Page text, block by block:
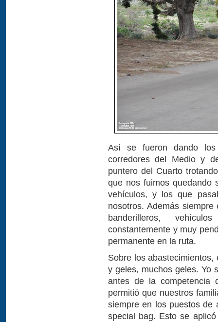
Así se fueron dando los
corredores del Medio y
puntero del Cuarto
que nos fuimos quedando
vehículos, y los que
nosotros. Además
banderilleros,
constantemente y muy
permanente en la ruta.
Sobre los
y geles, muchos geles. Yo
antes de la competencia
permitió que nuestros
siempre en los puestos de
special bag. Esto se